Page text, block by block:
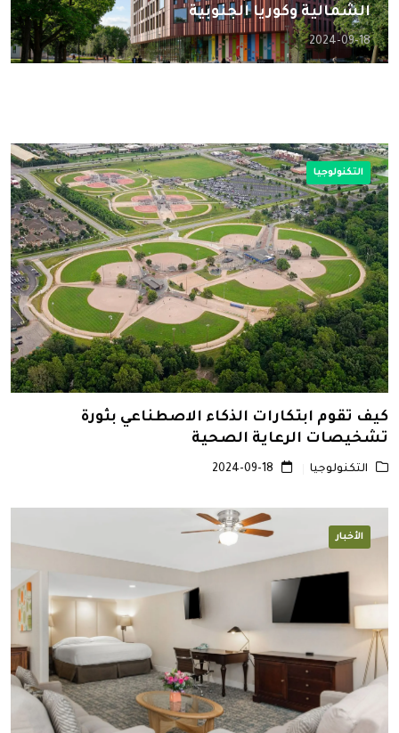
الشمالية وكوريا الجنوبية
2024-09-18
التكنولوجيا
كيف تقوم ابتكارات الذكاء الاصطناعي بثورة
تشخيصات الرعاية الصحية
التكنولوجيا
الأخبار